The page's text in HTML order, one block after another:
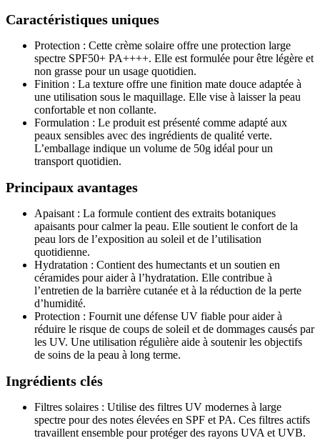
Caractéristiques uniques
Protection : Cette crème solaire offre une protection large
spectre SPF50+ PA++++. Elle est formulée pour être légère et
non grasse pour un usage quotidien.
Finition : La texture offre une finition mate douce adaptée à
une utilisation sous le maquillage. Elle vise à laisser la peau
confortable et non collante.
Formulation : Le produit est présenté comme adapté aux
peaux sensibles avec des ingrédients de qualité verte.
L’emballage indique un volume de 50g idéal pour un
transport quotidien.
Principaux avantages
Apaisant : La formule contient des extraits botaniques
apaisants pour calmer la peau. Elle soutient le confort de la
peau lors de l’exposition au soleil et de l’utilisation
quotidienne.
Hydratation : Contient des humectants et un soutien en
céramides pour aider à l’hydratation. Elle contribue à
l’entretien de la barrière cutanée et à la réduction de la perte
d’humidité.
Protection : Fournit une défense UV fiable pour aider à
réduire le risque de coups de soleil et de dommages causés par
les UV. Une utilisation régulière aide à soutenir les objectifs
de soins de la peau à long terme.
Ingrédients clés
Filtres solaires : Utilise des filtres UV modernes à large
spectre pour des notes élevées en SPF et PA. Ces filtres actifs
travaillent ensemble pour protéger des rayons UVA et UVB.